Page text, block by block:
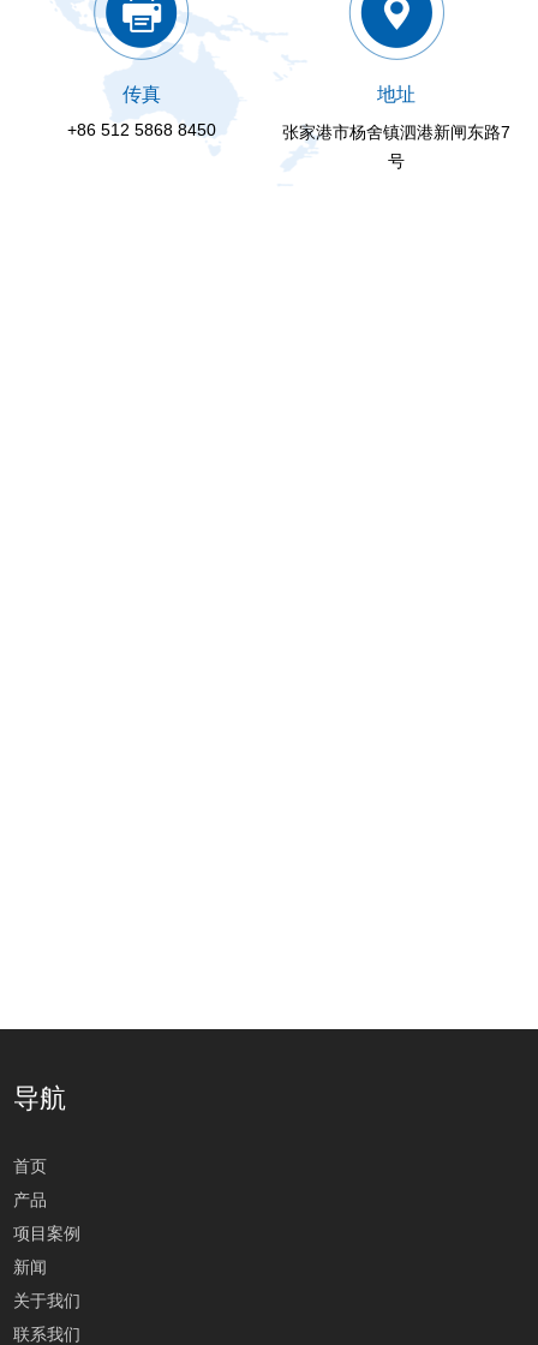
传真
+86 512 5868 8450
地址
张家港市杨舍镇泗港新闸东路7
号
导航
首页
产品
项目案例
新闻
关于我们
联系我们